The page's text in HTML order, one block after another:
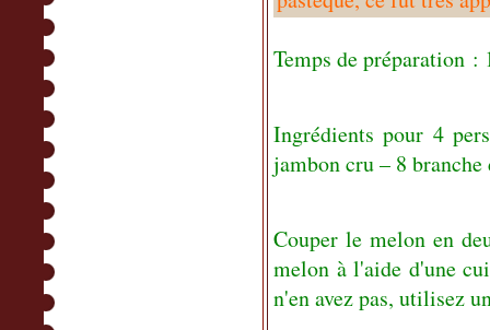
Temps de préparation :
Ingrédients pour 4
jambon cru – 8
Couper le melon en
melon à l'aide d'une
n'en avez pas, utilisez